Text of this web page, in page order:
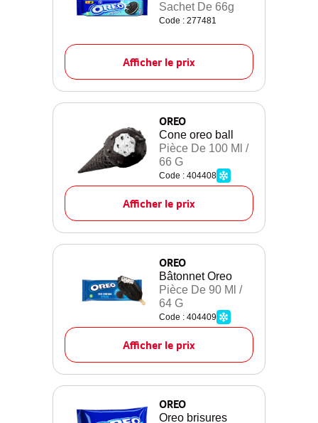
Sachet De 66g
Code : 277481
Afficher le prix
OREO
Cone oreo ball
Pièce De 100 Ml /
66 G
Code : 404408
Afficher le prix
OREO
Bâtonnet Oreo
Pièce De 90 Ml /
64 G
Code : 404409
Afficher le prix
OREO
Oreo brisures